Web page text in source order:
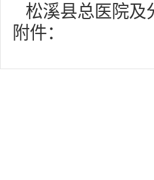
松溪县总医院及
附件：